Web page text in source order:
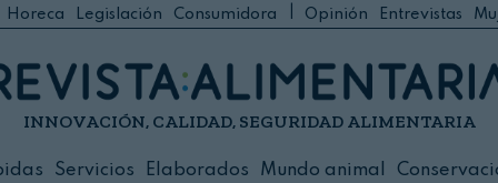
Horeca Legislación Consumidora Opinión Entrevistas
INNOVACIÓN, CALIDAD, SEGURIDAD ALIMENTARIA
Servicios Elaborados Mundo animal
Foodservice